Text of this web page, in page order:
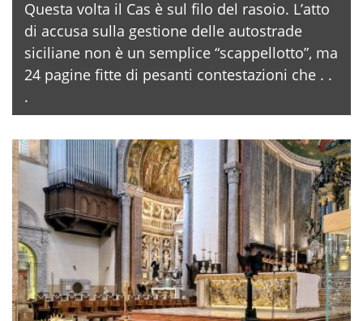
Questa volta il Cas è sul filo del rasoio. L’atto
di accusa sulla gestione delle autostrade
siciliane non è un semplice “scappellotto”, ma
24 pagine fitte di pesanti contestazioni che . .
.